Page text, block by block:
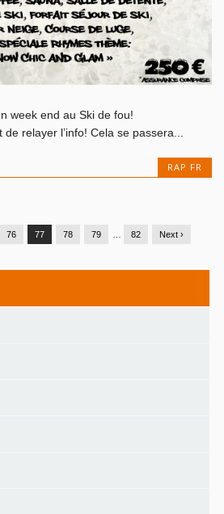
week end au Ski de fou!
relayer l’info! Cela se passera...
RAP FR
76 77 78 79 82 Next ›